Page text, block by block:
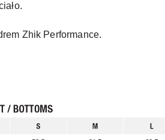
Zhik Performance.